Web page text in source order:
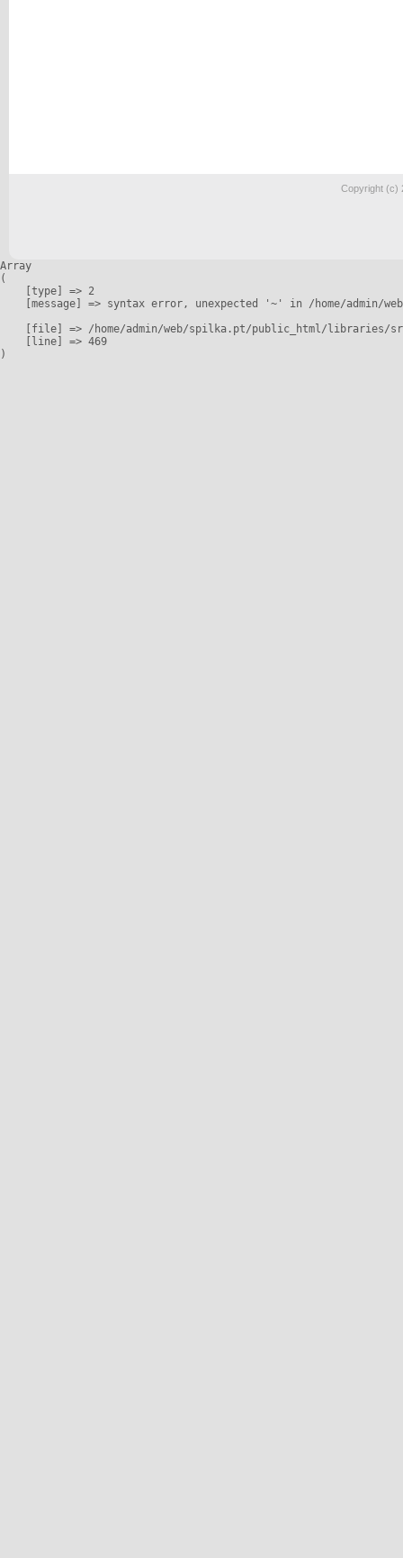
Copyright (c)
Array
(
    [type] => 2
[message] => syntax error, unexpected '~' in /home/admin/
[file] => /home/admin/web/spilka.pt/public_html/libraries/
    [line] => 469